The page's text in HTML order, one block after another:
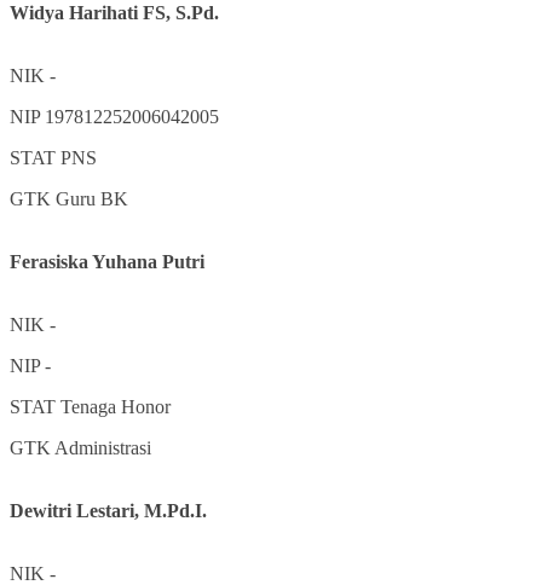
Widya Harihati FS, S.Pd.
NIK -
NIP 197812252006042005
STAT PNS
GTK Guru BK
Ferasiska Yuhana Putri
NIK -
NIP-
STAT Tenaga Honor
GTK Administrasi
Dewitri Lestari, M.Pd.I.
NIK -